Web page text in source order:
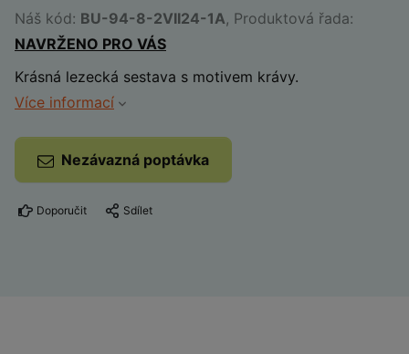
Náš kód: BU-94-8-2VII24-1A, Produktová řada:
NAVRŽENO PRO VÁS
Krásná lezecká sestava s motivem krávy.
Více informací
Nezávazná poptávka
Doporučit Sdílet